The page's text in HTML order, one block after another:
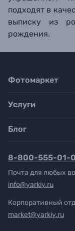
подходят в
выписку из
рождения.
Фотомаркет
Услуги
Блог
8-800-555-01-
Почта для любых
info@yarkiy.ru
Корпоративный
market@yarkiy.ru